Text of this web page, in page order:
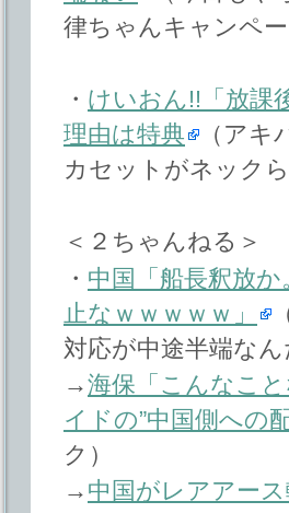
律ちゃんキャンペ
・ けいおん!!「放課
理由は特典
（アキ
カセットがネック
＜２ちゃんねる＞
・ 中国「船長釈放
止なｗｗｗｗｗ」
対応が中途半端な
→海保「こんなこ
イドの”中国側への
ク）
→ 中国がレアアー